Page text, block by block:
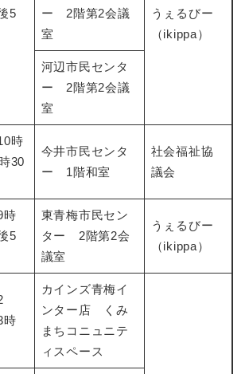
5
うぇるびー
（ikippa）
ー 2階第2会議
室
河辺市民センタ
ー 2階第2会議
室
時
30
今井市民センタ
ー 1階和室
社会福祉協
議会
時
5
東青梅市民セン
ター 2階第2会
議室
うぇるびー
（ikippa）
時
カインズ青梅イ
ンター店 くみ
まちコニュニテ
ィスペース